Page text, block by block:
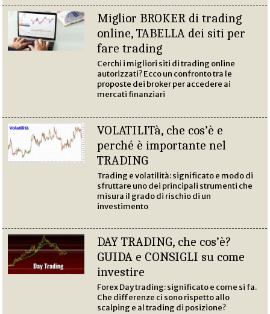
Miglior BROKER di trading
online, TABELLA dei siti per
fare trading
Cerchi i migliori siti di trading online
autorizzati? Ecco un confronto tra le
proposte dei broker per accedere ai
mercati finanziari
VOLATILITà, che cos’è e
perché è importante nel
TRADING
Trading e volatilità: significato e modo di
sfruttare uno dei principali strumenti che
misura il grado di rischio di un
investimento
DAY TRADING, che cos’è?
GUIDA e CONSIGLI su come
investire
Forex Day trading: significato e come si fa.
Che differenze ci sono rispetto allo
scalping e al trading di posizione?